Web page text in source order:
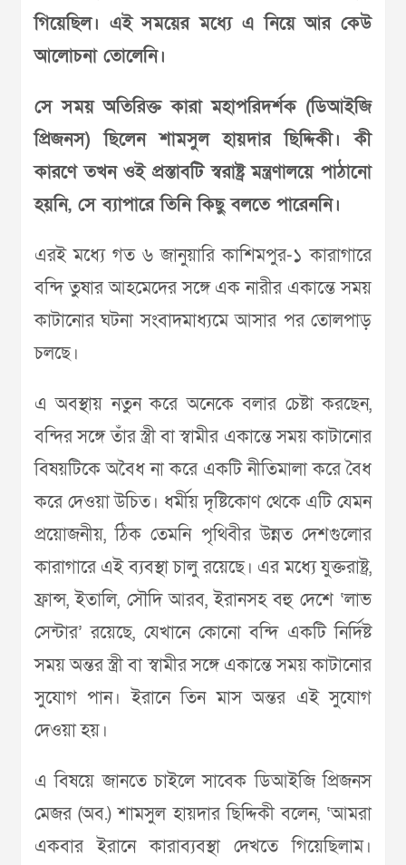
গিয়েছিল। এই সময়ের মধ্যে এ নিয়ে আর কেউ
আলোচনা তোলেনি।
সে সময় অতিরিক্ত কারা মহাপরিদর্শক (ডিআইজি
প্রিজনস) ছিলেন শামসুল হায়দার ছিদ্দিকী। কী
কারণে তখন ওই প্রস্তাবটি স্বরাষ্ট্র মন্ত্রণালয়ে পাঠানো
হয়নি, সে ব্যাপারে তিনি কিছু বলতে পারেননি।
এরই মধ্যে গত ৬ জানুয়ারি কাশিমপুর-১ কারাগারে
বন্দি তুষার আহমেদের সঙ্গে এক নারীর একান্তে সময়
কাটানোর ঘটনা সংবাদমাধ্যমে আসার পর তোলপাড়
চলছে।
এ অবস্থায় নতুন করে অনেকে বলার চেষ্টা করছেন,
বন্দির সঙ্গে তাঁর স্ত্রী বা স্বামীর একান্তে সময় কাটানোর
বিষয়টিকে অবৈধ না করে একটি নীতিমালা করে বৈধ
করে দেওয়া উচিত। ধর্মীয় দৃষ্টিকোণ থেকে এটি যেমন
প্রয়োজনীয়, ঠিক তেমনি পৃথিবীর উন্নত দেশগুলোর
কারাগারে এই ব্যবস্থা চালু রয়েছে। এর মধ্যে যুক্তরাষ্ট্র,
ফ্রান্স, ইতালি, সৌদি আরব, ইরানসহ বহু দেশে ‘লাভ
সেন্টার’ রয়েছে, যেখানে কোনো বন্দি একটি নির্দিষ্ট
সময় অন্তর স্ত্রী বা স্বামীর সঙ্গে একান্তে সময় কাটানোর
সুযোগ পান। ইরানে তিন মাস অন্তর এই সুযোগ
দেওয়া হয়।
এ বিষয়ে জানতে চাইলে সাবেক ডিআইজি প্রিজনস
মেজর (অব.) শামসুল হায়দার ছিদ্দিকী বলেন, ‘আমরা
একবার ইরানে কারাব্যবস্থা দেখতে গিয়েছিলাম।